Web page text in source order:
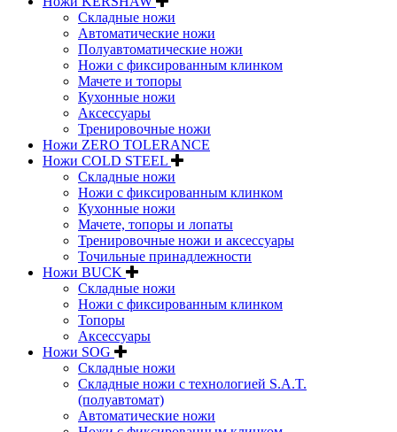
Складные ножи
Автоматические ножи
Полуавтоматические ножи
Ножи с фиксированным клинком
Мачете и топоры
Кухонные ножи
Аксессуары
Тренировочные ножи
Ножи ZERO TOLERANCE
Ножи COLD STEEL
Складные ножи
Ножи с фиксированным клинком
Кухонные ножи
Мачете, топоры и лопаты
Тренировочные ножи и аксессуары
Точильные принадлежности
Ножи BUCK
Складные ножи
Ножи с фиксированным клинком
Топоры
Аксессуары
Ножи SOG
Складные ножи
Складные ножи с технологией S.A.T.
(полуавтомат)
Автоматические ножи